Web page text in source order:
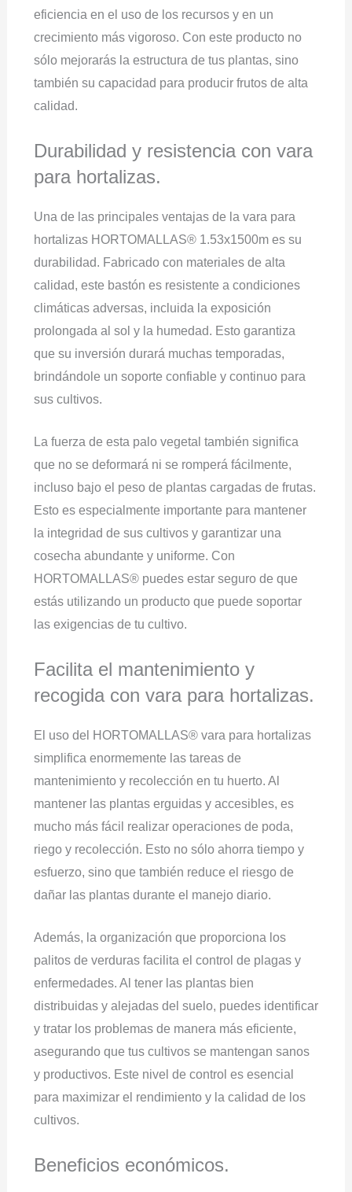
eficiencia en el uso de los recursos y en un
crecimiento más vigoroso. Con este producto no
sólo mejorarás la estructura de tus plantas, sino
también su capacidad para producir frutos de alta
calidad.
Durabilidad y resistencia con vara
para hortalizas.
Una de las principales ventajas de la vara para
hortalizas HORTOMALLAS® 1.53x1500m es su
durabilidad. Fabricado con materiales de alta
calidad, este bastón es resistente a condiciones
climáticas adversas, incluida la exposición
prolongada al sol y la humedad. Esto garantiza
que su inversión durará muchas temporadas,
brindándole un soporte confiable y continuo para
sus cultivos.
La fuerza de esta palo vegetal también significa
que no se deformará ni se romperá fácilmente,
incluso bajo el peso de plantas cargadas de frutas.
Esto es especialmente importante para mantener
la integridad de sus cultivos y garantizar una
cosecha abundante y uniforme. Con
HORTOMALLAS® puedes estar seguro de que
estás utilizando un producto que puede soportar
las exigencias de tu cultivo.
Facilita el mantenimiento y
recogida con vara para hortalizas.
El uso del HORTOMALLAS® vara para hortalizas
simplifica enormemente las tareas de
mantenimiento y recolección en tu huerto. Al
mantener las plantas erguidas y accesibles, es
mucho más fácil realizar operaciones de poda,
riego y recolección. Esto no sólo ahorra tiempo y
esfuerzo, sino que también reduce el riesgo de
dañar las plantas durante el manejo diario.
Además, la organización que proporciona los
palitos de verduras facilita el control de plagas y
enfermedades. Al tener las plantas bien
distribuidas y alejadas del suelo, puedes identificar
y tratar los problemas de manera más eficiente,
asegurando que tus cultivos se mantengan sanos
y productivos. Este nivel de control es esencial
para maximizar el rendimiento y la calidad de los
cultivos.
Beneficios económicos.